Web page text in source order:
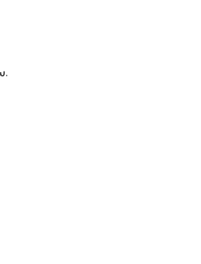
سمك سطح الطاولة هو 40 مم.